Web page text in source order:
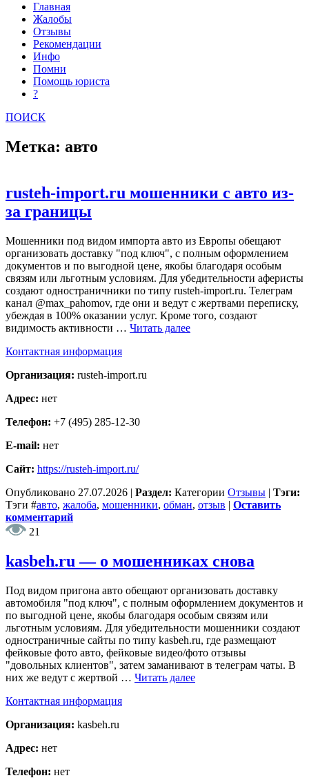
Главная
Жалобы
Отзывы
Рекомендации
Инфо
Помни
Помощь юриста
?
ПОИСК
Метка: авто
rusteh-import.ru мошенники с авто из-
за границы
Мошенники под видом импорта авто из Европы обещают
организовать доставку "под ключ", с полным оформлением
документов и по выгодной цене, якобы благодаря особым
связям или льготным условиям. Для убедительности аферисты
создают одностраничники по типу rusteh-import.ru. Телеграм
канал @max_pahomov, где они и ведут с жертвами переписку,
убеждая в 100% оказании услуг. Кроме того, создают
видимость активности … Читать далее
Контактная информация
Организация: rusteh-import.ru
Адрес: нет
Телефон: +7 (495) 285-12-30
E-mail: нет
Сайт: https://rusteh-import.ru/
Опубликовано 27.07.2026 | Раздел: Категории Отзывы | Тэги:
Тэги #авто, жалоба, мошенники, обман, отзыв | Оставить
комментарий
21
kasbeh.ru — о мошенниках снова
Под видом пригона авто обещают организовать доставку
автомобиля "под ключ", с полным оформлением документов и
по выгодной цене, якобы благодаря особым связям или
льготным условиям. Для убедительности мошенники создают
одностраничные сайты по типу kasbeh.ru, где размещают
фейковые фото авто, фейковые видео/фото отзывы
"довольных клиентов", затем заманивают в телеграм чаты. В
них же ведут с жертвой … Читать далее
Контактная информация
Организация: kasbeh.ru
Адрес: нет
Телефон: нет